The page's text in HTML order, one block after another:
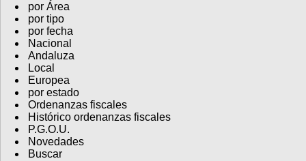
por Área
por tipo
por fecha
Nacional
Andaluza
Local
Europea
por estado
Ordenanzas fiscales
Histórico ordenanzas fiscales
P.G.O.U.
Novedades
Buscar